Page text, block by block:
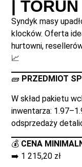
| TORUŃ
Syndyk masy
klocków. Oferta
hurtowni,
📈
🧱 PRZEDMIOT
W skład pakietu
inwentarza:
odsprzedaży
💰 CENA
➡️ 1 215,20 zł